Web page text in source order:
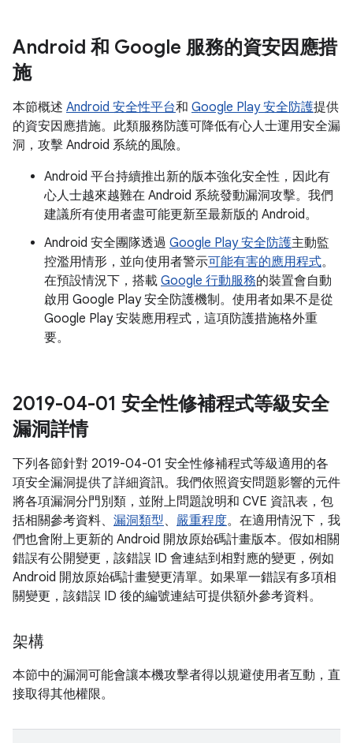
Android 和 Google 服務的資安因應措
施
本節概述 Android 安全性平台和 Google Play 安全防護提供
的資安因應措施。此類服務防護可降低有心人士運用安全漏
洞，攻擊 Android 系統的風險。
Android 平台持續推出新的版本強化安全性，因此有
心人士越來越難在 Android 系統發動漏洞攻擊。我們
建議所有使用者盡可能更新至最新版的 Android。
Android 安全團隊透過 Google Play 安全防護主動監
控濫用情形，並向使用者警示可能有害的應用程式。
在預設情況下，搭載 Google 行動服務的裝置會自動
啟用 Google Play 安全防護機制。使用者如果不是從
Google Play 安裝應用程式，這項防護措施格外重
要。
2019-04-01 安全性修補程式等級安全
漏洞詳情
下列各節針對 2019-04-01 安全性修補程式等級適用的各
項安全漏洞提供了詳細資訊。我們依照資安問題影響的元件
將各項漏洞分門別類，並附上問題說明和 CVE 資訊表，包
括相關參考資料、 漏洞類型、 嚴重程度。在適用情況下，我
們也會附上更新的 Android 開放原始碼計畫版本。假如相關
錯誤有公開變更，該錯誤 ID 會連結到相對應的變更，例如
Android 開放原始碼計畫變更清單。如果單一錯誤有多項相
關變更，該錯誤 ID 後的編號連結可提供額外參考資料。
架構
本節中的漏洞可能會讓本機攻擊者得以規避使用者互動，直
接取得其他權限。